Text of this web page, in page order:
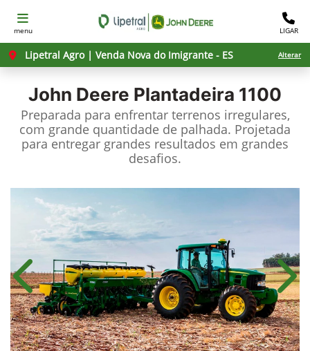
menu LIGAR
Lipetral Agro | Venda Nova do Imigrante - ES Alterar
John Deere Plantadeira 1100
Preparada para enfrentar terrenos irregulares,
com grande quantidade de palhada. Projetada
para entregar grandes resultados em grandes
desafios.
Anterior